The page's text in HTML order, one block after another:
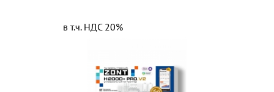
в т.ч. НДС 20%